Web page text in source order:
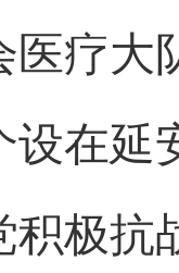
医疗大
设在延
积极抗